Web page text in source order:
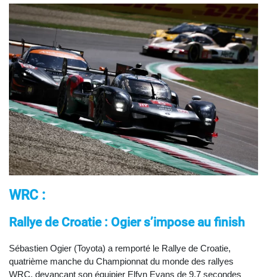
WRC :
Rallye de Croatie : Ogier s’impose au finish
Sébastien Ogier (Toyota) a remporté le Rallye de Croatie,
quatrième manche du Championnat du monde des rallyes
WRC, devançant son équipier Elfyn Evans de 9,7 secondes